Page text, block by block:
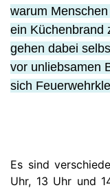
warum
ein Küchenbrand
gehen dabei
vor unliebsamen
sich
Es sind
Uhr, 13 Uhr und